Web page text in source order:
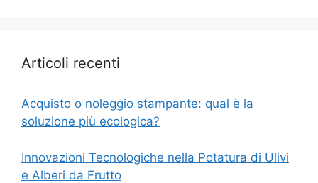
Articoli recenti
Acquisto o noleggio stampante: qual è la
soluzione più ecologica?
Innovazioni Tecnologiche nella Potatura di Ulivi
e Alberi da Frutto